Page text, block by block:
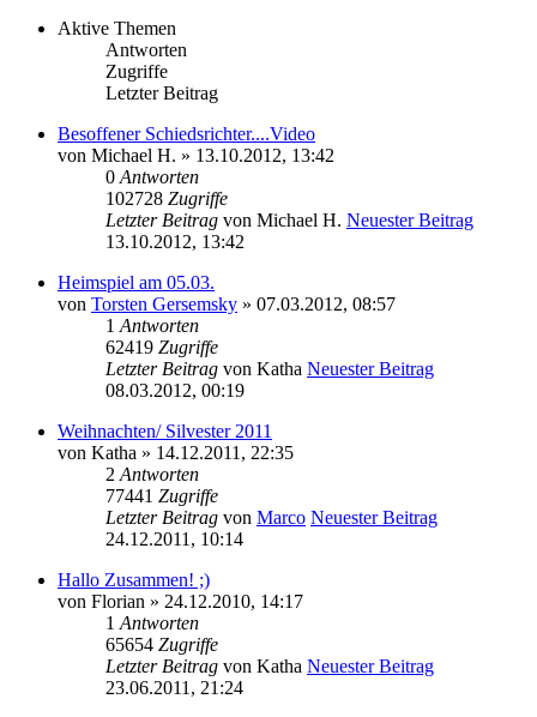
Aktive Themen
Antworten
Zugriffe
Letzter Beitrag
Besoffener Schiedsrichter....Video
von Michael H. » 13.10.2012, 13:42
0 Antworten
102728 Zugriffe
Letzter Beitrag von Michael H. Neuester Beitrag
13.10.2012, 13:42
Heimspiel am 05.03.
von Torsten Gersemsky » 07.03.2012, 08:57
1 Antworten
62419 Zugriffe
Letzter Beitrag von Katha Neuester Beitrag
08.03.2012, 00:19
Weihnachten/ Silvester 2011
von Katha » 14.12.2011, 22:35
2 Antworten
77441 Zugriffe
Letzter Beitrag von Marco Neuester Beitrag
24.12.2011, 10:14
Hallo Zusammen! ;)
von Florian » 24.12.2010, 14:17
1 Antworten
65654 Zugriffe
Letzter Beitrag von Katha Neuester Beitrag
23.06.2011, 21:24